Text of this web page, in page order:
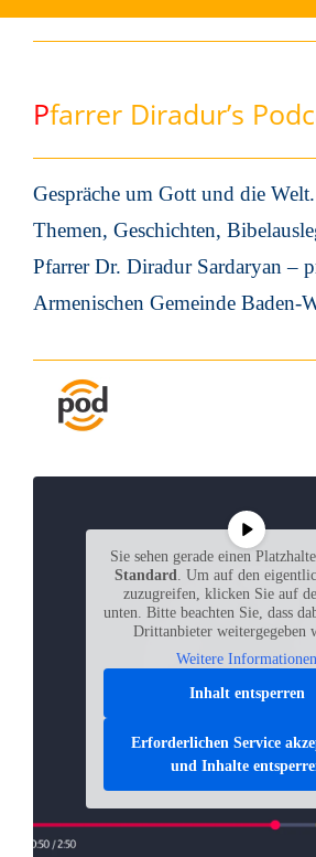
Pfarrer Diradur’s
Gespräche um Gott und die
Themen, Geschichten,
Pfarrer Dr. Diradur Sardaryan –
Armenischen Gemeinde Baden-
Sie sehen gerade einen
Standard . Um auf den
zuzugreifen, klicken Sie auf
unten. Bitte beachten Sie, dass
Drittanbieter weitergegeben
Weitere Informationen
Inhalt entsperren
Erforderlichen Service
und Inhalte